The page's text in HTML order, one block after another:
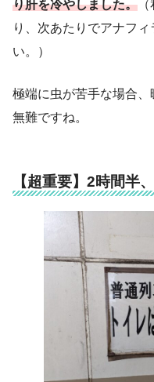
り肝を冷やしました。
り、次あたりでアナフ
い。）
極端に虫が苦手な場合
無難ですね。
【超重要】2時間半